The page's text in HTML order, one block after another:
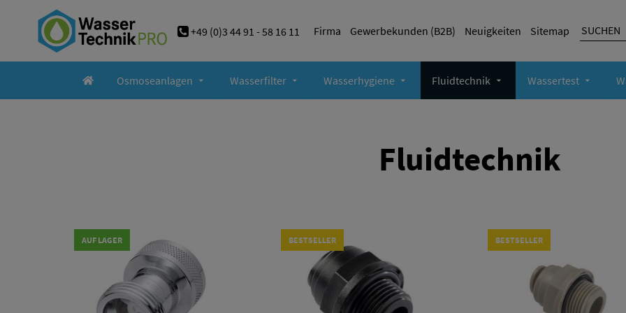
+49 (0)3 44 91 - 58 16 11 Firma Gewerbekunden (B2B) Neuigkeiten Sitemap
Osmoseanlagen Wasserfilter Wasserhygiene Fluidtechnik Wassertest
Fluidtechnik
AUF LAGER BESTSELLER BESTSELLER